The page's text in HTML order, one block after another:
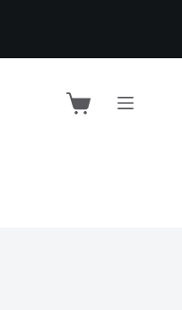
Shopping